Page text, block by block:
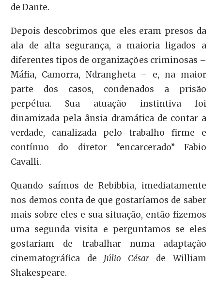
de Dante.
Depois descobrimos que eles eram presos da
ala de alta segurança, a maioria ligados a
diferentes tipos de organizações criminosas –
Máfia, Camorra, Ndrangheta – e, na maior
parte dos casos, condenados a prisão
perpétua. Sua atuação instintiva foi
dinamizada pela ânsia dramática de contar a
verdade, canalizada pelo trabalho firme e
contínuo do diretor “encarcerado” Fabio
Cavalli.
Quando saímos de Rebibbia, imediatamente
nos demos conta de que gostaríamos de saber
mais sobre eles e sua situação, então fizemos
uma segunda visita e perguntamos se eles
gostariam de trabalhar numa adaptação
cinematográfica de Júlio César de William
Shakespeare.